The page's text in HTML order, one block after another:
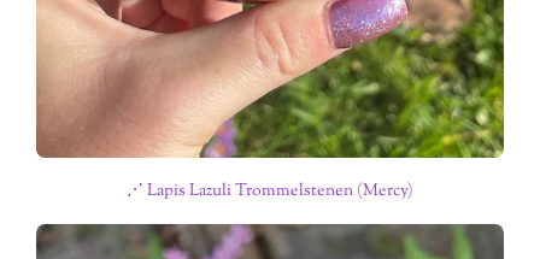
⋰ Lapis Lazuli Trommelstenen (Mercy)